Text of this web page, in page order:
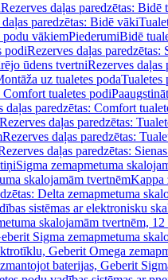
Rezerves daļas paredzētas: Bidē
paredzētas: Bidē vāki
podu vākiemPiederumiBidē
podiRezerves daļas paredzētas:
ūdens tvertniRezerves daļas
uz tualetes podaTualetes
Comfort tualetes podi
daļas paredzētas: Comfort
Rezerves daļas paredzētas:
Rezerves daļas paredzētas:
daļas paredzētas:
Sigma zemapmetuma
skalojamām tvertnēmKappa
Delta zemapmetuma
sistēmas ar elektronisku
skalojamām tvertnēm, 12
Sigma zemapmetuma
Geberit Omega
baterijas, Geberit